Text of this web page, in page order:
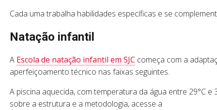
Cada uma trabalha habilidades específicas e se
Natação infantil
A Escola de natação infantil em SJC começa com a
aperfeiçoamento técnico nas faixas seguintes.
A piscina aquecida, com temperatura da água entre 29°C
sobre a estrutura e a metodologia, acesse a